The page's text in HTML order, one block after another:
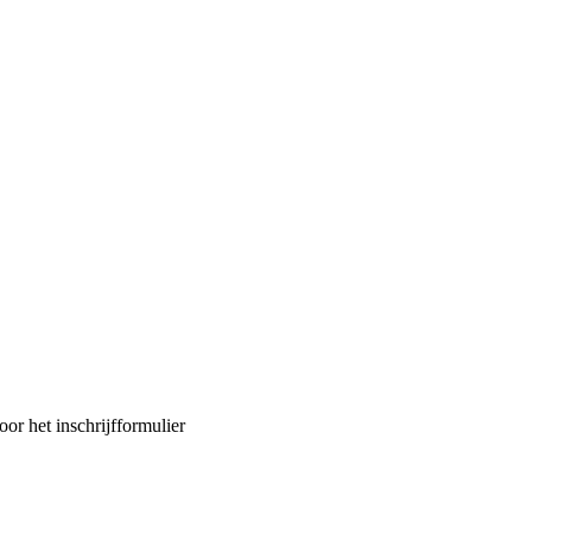
het inschrijfformulier